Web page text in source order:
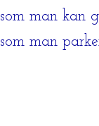
som man kan
som man